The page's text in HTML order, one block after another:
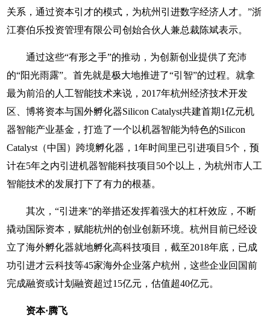
关系，通过资本引才的模式，为杭州引进数字经济人才。”浙
江赛伯乐投资管理有限公司创始合伙人兼总裁陈斌表示。
通过这些“有形之手”的推动，为创新创业提供了充沛
的“阳光雨露”。首先就是极大地推进了“引智”的过程。就拿
最为前沿的人工智能技术来说，2017年杭州经济技术开发
区、博将资本与国外孵化器Silicon Catalyst共建首期1亿元机
器智能产业基金，打造了一个以机器智能为特色的Silicon
Catalyst（中国）跨境孵化器，1年时间里已引进项目5个，预
计在5年之内引进机器智能科技项目50个以上，为杭州市人工
智能技术的发展打下了有力的根基。
其次，“引进来”的举措还发挥着强大的杠杆效应，不断
撬动国际资本，赋能杭州的创业创新环境。杭州目前已经设
立了海外孵化器就地孵化高科技项目，截至2018年底，已成
功引进才云科技等45家海外企业落户杭州，这些企业回国前
完成融资或计划融资超过15亿元，估值超40亿元。
资本·腾飞